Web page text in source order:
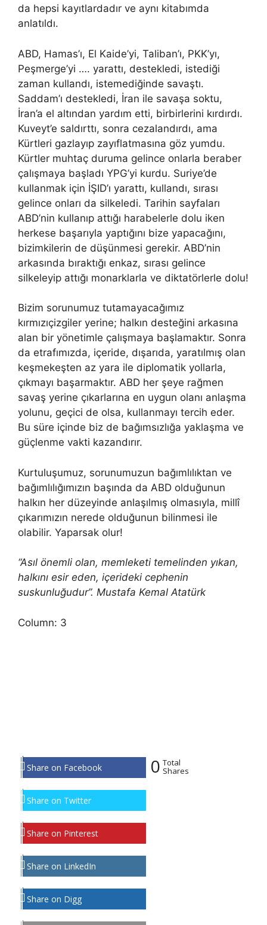
da hepsi kayıtlardadır ve aynı kitabımda
anlatıldı.
ABD, Hamas’ı, El Kaide’yi, Taliban’ı, PKK’yı,
Peşmerge’yi …. yarattı, destekledi, istediği
zaman kullandı, istemediğinde savaştı.
Saddam’ı destekledi, İran ile savaşa soktu,
İran’a el altından yardım etti, birbirlerini kırdırdı.
Kuveyt’e saldırttı, sonra cezalandırdı, ama
Kürtleri gazlayıp zayıflatmasına göz yumdu.
Kürtler muhtaç duruma gelince onlarla beraber
çalışmaya başladı YPG’yi kurdu. Suriye’de
kullanmak için İŞID’ı yarattı, kullandı, sırası
gelince onları da silkeledi. Tarihin sayfaları
ABD’nin kullanıp attığı harabelerle dolu iken
herkese başarıyla yaptığını bize yapacağını,
bizimkilerin de düşünmesi gerekir. ABD’nin
arkasında bıraktığı enkaz, sırası gelince
silkeleyip attığı monarklarla ve diktatörlerle dolu!
Bizim sorunumuz tutamayacağımız
kırmızıçizgiler yerine; halkın desteğini arkasına
alan bir yönetimle çalışmaya başlamaktır. Sonra
da etrafımızda, içeride, dışarıda, yaratılmış olan
keşmekeşten az yara ile diplomatik yollarla,
çıkmayı başarmaktır. ABD her şeye rağmen
savaş yerine çıkarlarına en uygun olanı anlaşma
yolunu, geçici de olsa, kullanmayı tercih eder.
Bu süre içinde biz de bağımsızlığa yaklaşma ve
güçlenme vakti kazandırır.
Kurtuluşumuz, sorunumuzun bağımlılıktan ve
bağımlılığımızın başında da ABD olduğunun
halkın her düzeyinde anlaşılmış olmasıyla, millî
çıkarımızın nerede olduğunun bilinmesi ile
olabilir. Yaparsak olur!
“Asıl önemli olan, memleketi temelinden yıkan,
halkını esir eden, içerideki cephenin
suskunluğudur”. Mustafa Kemal Atatürk
Column: 3
Share on Facebook
Share on Twitter
Share on Pinterest
Share on LinkedIn
Share on Digg
0 Total
Shares